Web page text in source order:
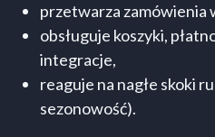
przetwarza zamówienia
obsługuje koszyki,
integracje,
reaguje na nagłe skoki
sezonowość).